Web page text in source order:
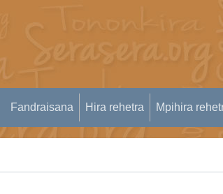
Fandraisana Hira rehetra Mpihira